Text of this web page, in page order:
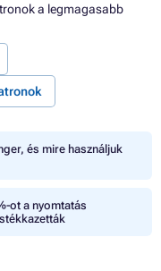
a legmagasabb
és mire használjuk
ot a nyomtatás